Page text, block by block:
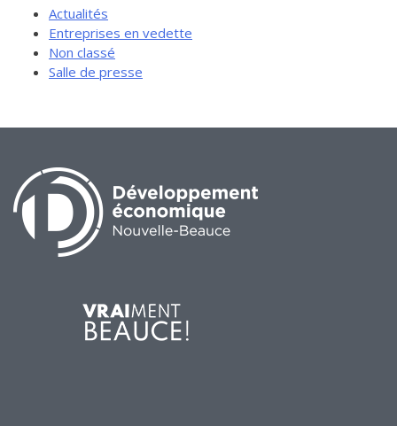
Actualités
Entreprises en vedette
Non classé
Salle de presse